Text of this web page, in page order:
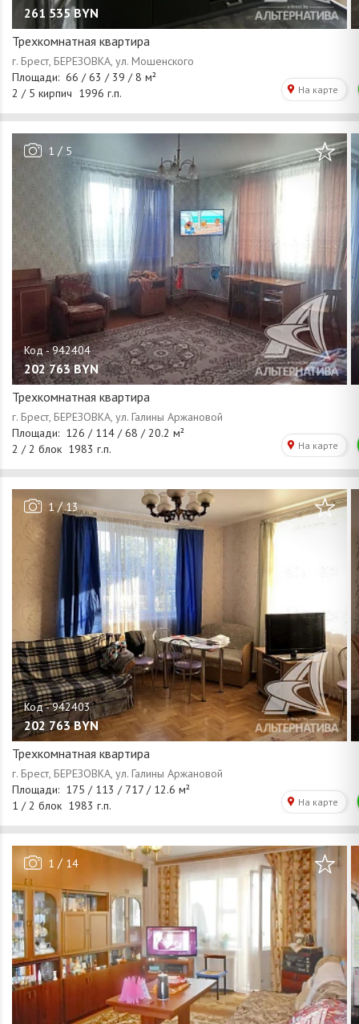
261 535 BYN
Трехкомнатная квартира
1 / 5
202 763 BYN
Трехкомнатная квартира
1/13
202 763 BYN
Трехкомнатная квартира
1 / 14